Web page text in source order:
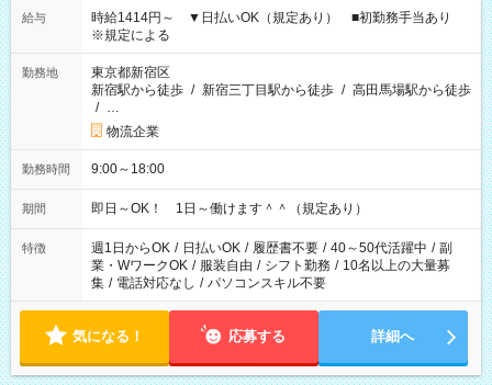
給与
時給1414円～ ▼日払いOK（規定あり） ■初勤務手当あり
※規定による
勤務地
東京都新宿区
新宿駅から徒歩 / 新宿三丁目駅から徒歩 / 高田馬場駅から徒歩
/ …
物流企業
勤務時間 9:00～18:00
期間 即日～OK！ 1日～働けます＾＾（規定あり）
特徴 週1日からOK / 日払いOK / 履歴書不要 / 40～50代活躍中 / 副
業・WワークOK / 服装自由 / シフト勤務 / 10名以上の大量募
集 / 電話対応なし / パソコンスキル不要
気になる！ 応募する 詳細へ